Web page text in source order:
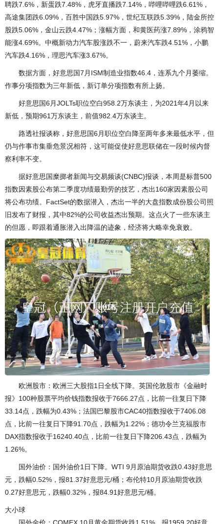
聘跌7.6%，新蛋跌7.48%，虎牙直播跌7.14%，哔哩哔哩跌6.61%，
高途集团跌6.09%，百胜中国跌5.97%，世纪互联跌5.39%，陆金所控
股跌5.06%，金山云跌4.47%；涨幅方面，和黄医药涨7.89%，涂鸦智
能涨4.69%。中概新动力汽车股涨跌不一，蔚来汽车跌4.51%，小鹏
汽车跌4.16%，理思汽车涨3.67%。
数据方面，好意思国7月ISM制造业指数46.4，连系九个月萎缩。
作事分项指数为三年新低，新订单分项指数有所上扬。
好意思国6月JOLTs职位空白958.2万东谈主，为2021年4月以来
新低，预期961万东谈主，前值982.4万东谈主。
路透社报谈称，好意思国6月职位空白降至两年多来最低水平，但
仍与作事市集垂危景况相符，这可能促使好意思联储在一段时候内督
察利率不变。
据好意思国糜掷者新闻与交易频谈(CNBC)报谈，本周是标普500
指数因素股公布第二季度功绩最勤劳的技艺，杰出160家因素股公司
将公布功绩。FactSet的数据潜入，杰出一半的大盘指数成份股公司照
旧发布了财报，其中82%的公司收益杰出预期。这点火了一些东谈主
的但愿，即跟着通胀潜入出降温的迹象，经济将大略幸免衰败。
欧洲股市：欧洲三大股指1日全线下降。英国伦敦股市《金融时
报》100种股票平均价钱指数报收于7666.27点，比前一往复日下降
33.14点，跌幅为0.43%；法国巴黎股市CAC40指数报收于7406.08
点，比前一往复日下降91.70点，跌幅为1.22%；德功令兰克福股市
DAX指数报收于16240.40点，比前一往复日下降206.43点，跌幅为
1.26%。
国外油价：国外油价1日下降。WTI 9月原油期货收跌0.43好意思
元，跌幅0.52%，报81.37好意思元/桶；布伦特10月原油期货收跌
0.27好意思元，跌幅0.32%，报84.91好意思元/桶。
大小球
国外金价：COMEX 10月黄金期货收跌1.51%，报1959.20好意